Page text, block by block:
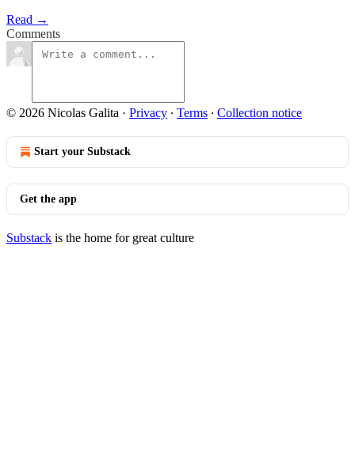
Read →
Comments
© 2026 Nicolas Galita · Privacy ∙ Terms ∙ Collection notice
Start your Substack
Get the app
Substack is the home for great culture